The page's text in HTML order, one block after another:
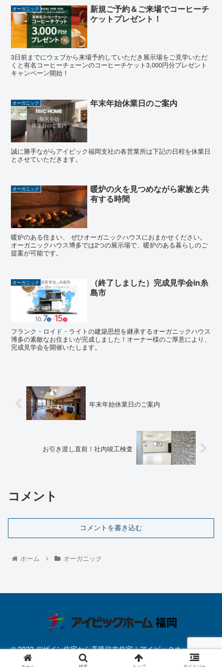
オーガニック
新規ご予約＆ご来場でコーヒーチ
ケットプレゼント！
3日前までにウェブから来場予約していただき展示場をご見学いただ
くと有名コーヒーチェーンのコーヒーチケット3,000円分プレゼント
キャンペーン開始！
オーガニック 年末年始休業日のご案内
誠に勝手ながらアイビック福岡支社の各営業所は下記の日程を休業日
とさせていただきます。
オーガニック
暖炉の火を見つめながら家族と共
有する時間
暖炉のある住まい、 ぜひオーガニックハウスにおまかせください。
オーガニックハウス博多では2つの展示場で、暖炉のある暮らしのご
提案が可能です。
オーガニック
（終了しました）完成見学会in糸
島市
フランク・ロイド・ライトの建築思想を継承するオーガニックハウス
博多の素敵なお住まいが完成しました！オーナー様のご厚意により、
完成見学会を開催いたします。
年末年始休業日のご案内
お引き渡し直前！社内竣工検査
コメント
コメントを書き込む
ホーム オーガニック
© 2022 デザイン住宅から高級注文住宅｜アイビックホーム福岡.